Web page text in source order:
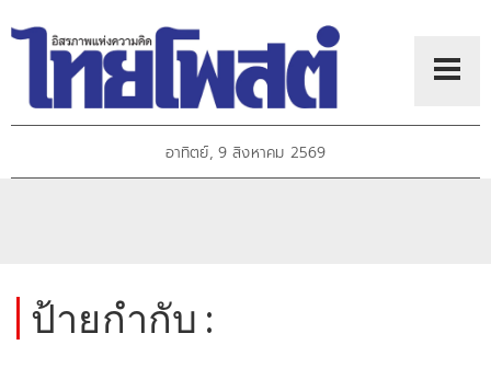
อาทิตย์, 9 สิงหาคม 2569
ป้ายกำกับ :